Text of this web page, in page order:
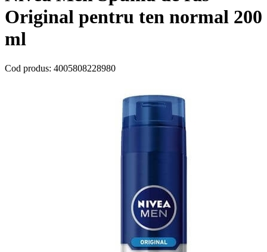
Original pentru ten normal 200
ml
Cod produs: 4005808228980